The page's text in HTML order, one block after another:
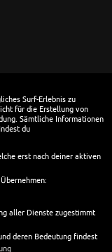
Surf-Erlebnis zu
für die Erstellung von
Sämtliche Informationen
du
erst nach deiner aktiven
aller Dienste zugestimmt
deren Bedeutung findest